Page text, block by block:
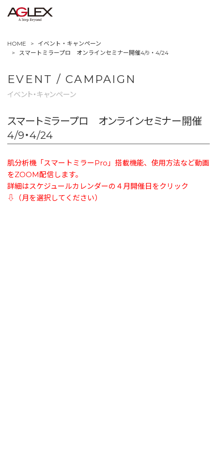
HOME
イベント・キャンペーン
スマートミラープロ オンラインセミナー開催4/9・4/24
EVENT / CAMPAIGN
イベント・キャンペーン
スマートミラープロ オンラインセミナー開催
4/9・4/24
肌分析機「スマートミラーPro」搭載機能、使用方法など動画
をZOOM配信します。
詳細はスケジュールカレンダーの４月開催日をクリック
⇩（月を選択してください）